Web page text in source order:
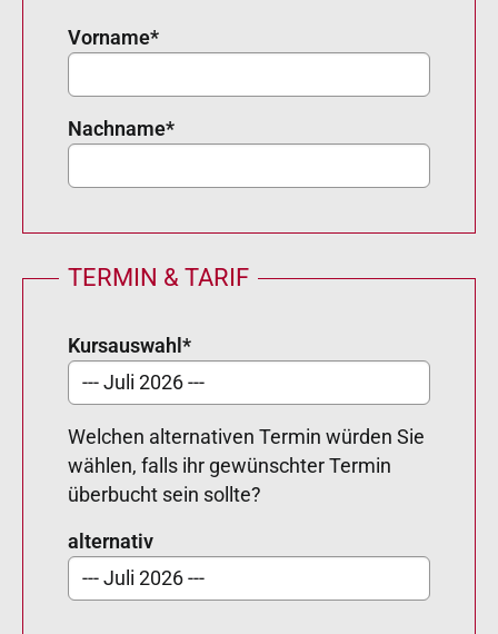
Vorname*
Nachname*
TERMIN & TARIF
Kursauswahl *
Welchen alternativen Termin würden Sie
wählen, falls ihr gewünschter Termin
überbucht sein sollte?
alternativ